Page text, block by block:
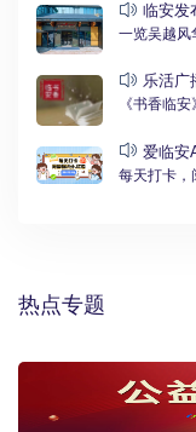
临安发
一览吴越风
乐活广
《书香临
爱临安
每天打卡，
热点专题